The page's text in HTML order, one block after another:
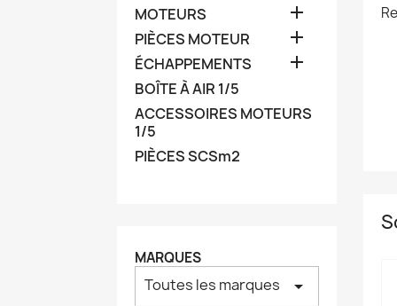
MOTEURS 
PIÈCES MOTEUR 
ÉCHAPPEMENTS 
BOÎTE À AIR 1/5
ACCESSOIRES MOTEURS
1/5
PIÈCES SCSm2
MARQUES
Toutes les marques arrow_drop_down